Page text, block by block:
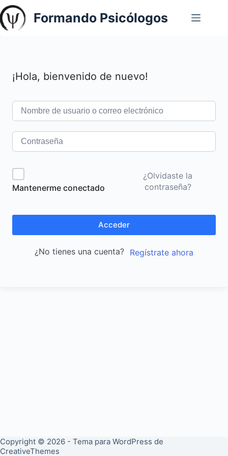
Saltar
al
contenido
Formando Psicólogos
¡Hola, bienvenido de nuevo!
Mantenerme conectado
¿Olvidaste la
contraseña?
Acceder
¿No tienes una cuenta? Regístrate ahora
Copyright © 2026 - Tema para WordPress de
CreativeThemes